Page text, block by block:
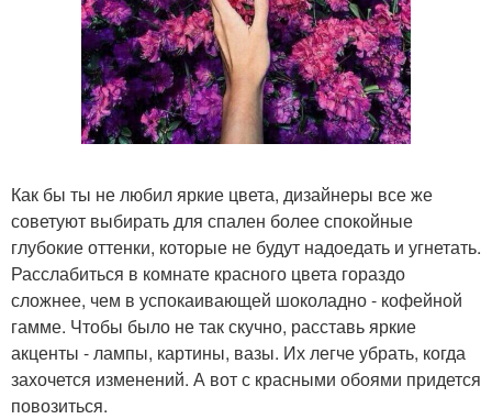
Как бы ты не любил яркие цвета, дизайнеры все же
советуют выбирать для спален более спокойные
глубокие оттенки, которые не будут надоедать и угнетать.
Расслабиться в комнате красного цвета гораздо
сложнее, чем в успокаивающей шоколадно - кофейной
гамме. Чтобы было не так скучно, расставь яркие
акценты - лампы, картины, вазы. Их легче убрать, когда
захочется изменений. А вот с красными обоями придется
повозиться.